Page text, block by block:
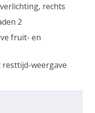
rechts
2
fruit- en
weergave